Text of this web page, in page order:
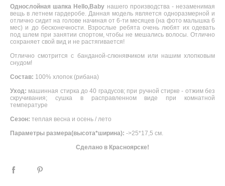
Однослойная шапка Hello,Baby нашего производства - незаменимая
вещь в летнем гардеробе. Данная модель является одноразмерной и
отлично сидит на голове начиная от 6-ти месяцев (на фото малышка 6
мес) и до бесконечности. Взрослые ребята очень любят их одевать
под шлем при занятии спортом, чтобы не мешались волосы. Отлично
сохраняет свой вид и не растягивается!
Отлично смотрится с банданой-слюнявчиком или нашим хлопковым
снудом!
Состав: 100% хлопок (рибана)
Уход: машинная стирка до 40 градусов; при ручной стирке - отжим без
скручивания; сушка в расправленном виде при комнатной
температуре
Сезон: теплая весна и осень / лето
Параметры размера(высота*ширина): ->25*17,5 см.
Сделано в Красноярске!